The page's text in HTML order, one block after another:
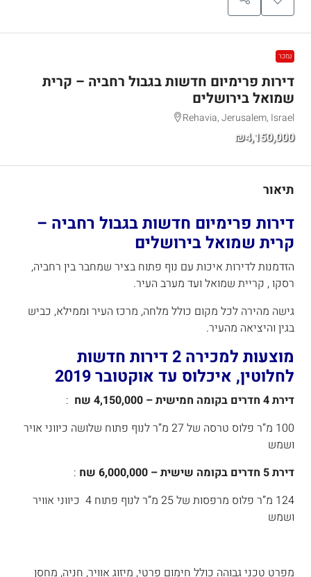
נמכר
דירות פרימיום חדשות בגבול רחביה – קרית
שמואל בירושלים
Rehavia, Jerusalem, Israel
₪4,150,000
תיאור
דירות פרימיום חדשות בגבול רחביה –
קרית שמואל בירושלים
הזדמנות לדירות איכות עם נוף פתוח בציר שמחבר בין רחביה,
רסקו , קריית שמואל ועד מערב העיר.
גישה מהירה לכל מקום כולל מלחה, מרכז העיר וממילא, כביש
בגין והיציאה מהעיר.
מוצעות למכירה 2 דירות חדשות
לחלוטין, איכלוס עד אוקטובר 2019
דירת 4 חדרים בקומה חמישית – 4,150,000 שח
:
100 מ”ר פלוס טרסה של 27 מ”ר לנוף פתוח שלושה כיווני אויר
ושמש
דירת 5 חדרים בקומה שישית
– 6,000,000 שח
:
124 מ”ר פלוס מרפסות של 25 מ”ר לנוף פתוח 4 כיווני אוויר
ושמש
מפרט טכני גבוהה כולל חימום פרטי, מיזוג אוויר, חניה, מחסן